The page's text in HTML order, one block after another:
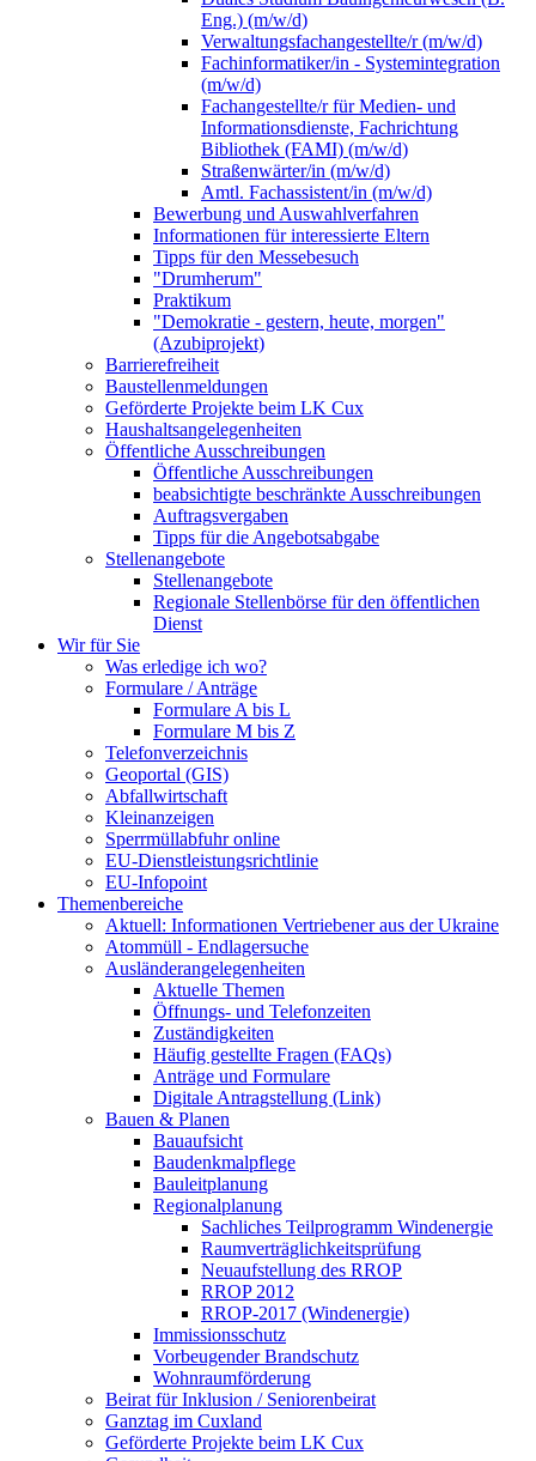
Eng.) (m/w/d)
Verwaltungsfachangestellte/r (m/w/d)
Fachinformatiker/in - Systemintegration
(m/w/d)
Fachangestellte/r für Medien- und
Informationsdienste, Fachrichtung
Bibliothek (FAMI) (m/w/d)
Straßenwärter/in (m/w/d)
Amtl. Fachassistent/in (m/w/d)
Bewerbung und Auswahlverfahren
Informationen für interessierte Eltern
Tipps für den Messebesuch
"Drumherum"
Praktikum
"Demokratie - gestern, heute, morgen"
(Azubiprojekt)
Barrierefreiheit
Baustellenmeldungen
Geförderte Projekte beim LK Cux
Haushaltsangelegenheiten
Öffentliche Ausschreibungen
Öffentliche Ausschreibungen
beabsichtigte beschränkte Ausschreibungen
Auftragsvergaben
Tipps für die Angebotsabgabe
Stellenangebote
Stellenangebote
Regionale Stellenbörse für den öffentlichen
Dienst
Wir für Sie
Was erledige ich wo?
Formulare / Anträge
Formulare A bis L
Formulare M bis Z
Telefonverzeichnis
Geoportal (GIS)
Abfallwirtschaft
Kleinanzeigen
Sperrmüllabfuhr online
EU-Dienstleistungsrichtlinie
EU-Infopoint
Themenbereiche
Aktuell: Informationen Vertriebener aus der Ukraine
Atommüll - Endlagersuche
Ausländerangelegenheiten
Aktuelle Themen
Öffnungs- und Telefonzeiten
Zuständigkeiten
Häufig gestellte Fragen (FAQs)
Anträge und Formulare
Digitale Antragstellung (Link)
Bauen & Planen
Bauaufsicht
Baudenkmalpflege
Bauleitplanung
Regionalplanung
Sachliches Teilprogramm Windenergie
Raumverträglichkeitsprüfung
Neuaufstellung des RROP
RROP 2012
RROP-2017 (Windenergie)
Immissionsschutz
Vorbeugender Brandschutz
Wohnraumförderung
Beirat für Inklusion / Seniorenbeirat
Ganztag im Cuxland
Geförderte Projekte beim LK Cux